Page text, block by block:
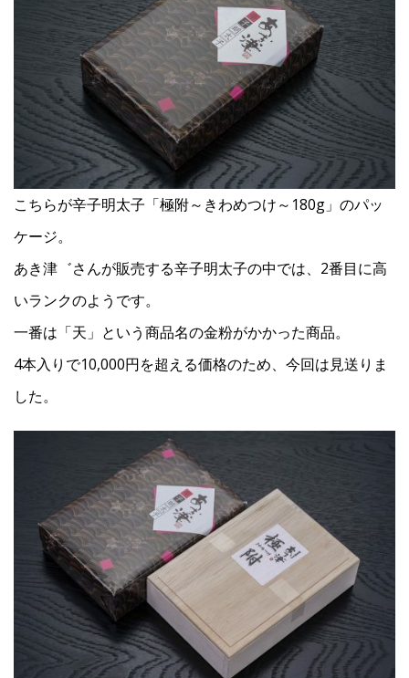
こちらが辛子明太子「極附～きわめつけ～180g」のパッ
ケージ。
あき津゛さんが販売する辛子明太子の中では、2番目に高
いランクのようです。
一番は「天」という商品名の金粉がかかった商品。
4本入りで10,000円を超える価格のため、今回は見送りま
した。